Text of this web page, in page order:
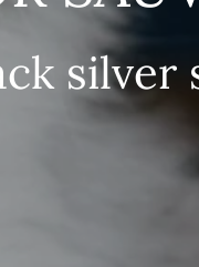
silver